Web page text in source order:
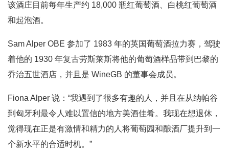
该酒庄目前每年生产约 18,000 瓶红葡萄酒、白桃红葡萄酒
和起泡酒。
Sam Alper OBE 参加了 1983 年的英国葡萄酒拉力赛，驾驶
着他的 1930 年复古劳斯莱斯将他的葡萄酒样品带到巴黎的
乔治五世酒店，并且是 WineGB 的董事会成员。
Fiona Alper 说：“我遇到了很多有趣的人，并且在从纳帕谷
到匈牙利最令人难以置信的地方美酒佳肴。我现在想退休，
觉得现在正是有激情和精力的人将葡萄园和酿酒厂提升到一
个新水平的合适时机。”